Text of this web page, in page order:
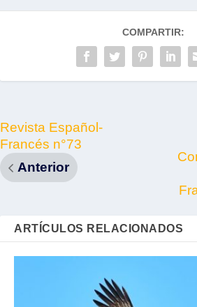
COMPARTIR:
Revista Español-
Francés n°73
Anterior
ARTÍCULOS RELACIONADOS